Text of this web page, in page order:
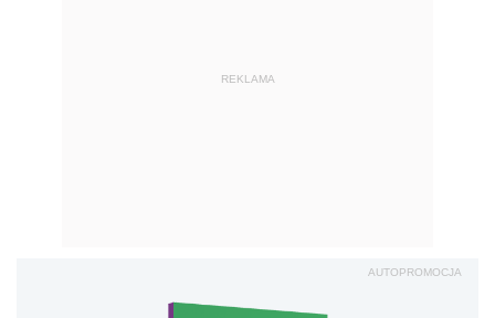
REKLAMA
AUTOPROMOCJA